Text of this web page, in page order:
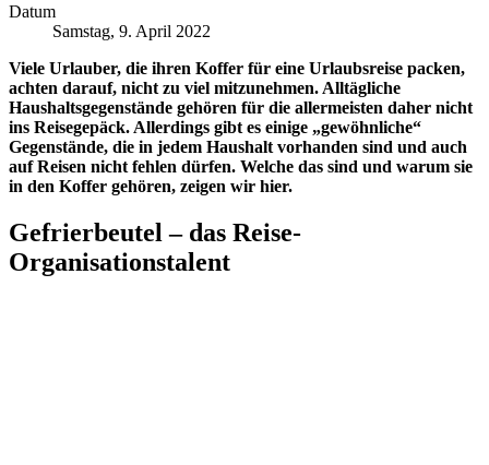
Datum
Samstag, 9. April 2022
Viele Urlauber, die ihren Koffer für eine Urlaubsreise packen,
achten darauf, nicht zu viel mitzunehmen. Alltägliche
Haushaltsgegenstände gehören für die allermeisten daher nicht
ins Reisegepäck. Allerdings gibt es einige „gewöhnliche“
Gegenstände, die in jedem Haushalt vorhanden sind und auch
auf Reisen nicht fehlen dürfen. Welche das sind und warum sie
in den Koffer gehören, zeigen wir hier.
Gefrierbeutel – das Reise-
Organisationstalent